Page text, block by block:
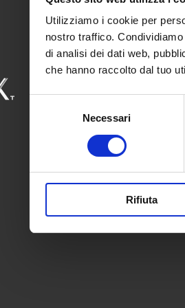
Utilizziamo i cookie per
nostro traffico.
di analisi dei dati web,
che hanno raccolto dal tuo
Necessari
Rifiuta